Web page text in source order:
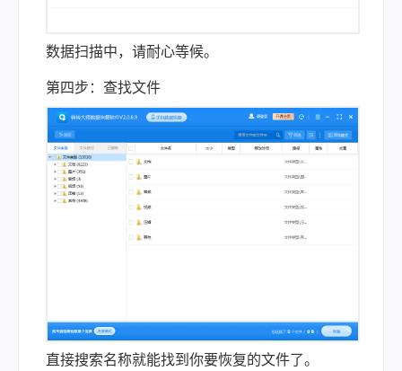
数据扫描中，请耐心等候。
第四步：查找文件
直接搜索名称就能找到你要恢复的文件了。